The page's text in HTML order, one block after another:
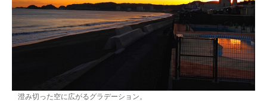
澄み切った空に広がるグラデーション。